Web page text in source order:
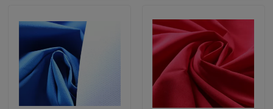
Prodotto di nylon intessuto
il poliestere tricotta il tessuto
Il nylon tricotta il tessuto